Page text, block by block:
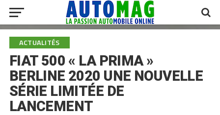
ACTUALITÉS
FIAT 500 « LA PRIMA »
BERLINE 2020 UNE NOUVELLE
SÉRIE LIMITÉE DE
LANCEMENT